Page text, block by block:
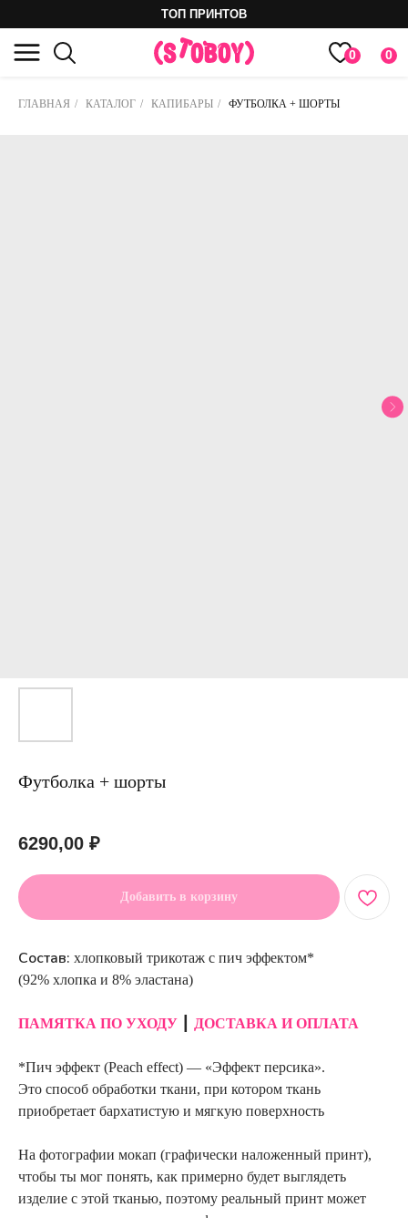
0
0
ТОП ПРИНТОВ
ГЛАВНАЯ / КАТАЛОГ / КАПИБАРЫ / ФУТБОЛКА + ШОРТЫ
Футболка + шорты
6290,00 ₽
Добавить в корзину
Состав: хлопковый трикотаж с пич эффектом*
(92% хлопка и 8% эластана)
ПАМЯТКА ПО УХОДУ ДОСТАВКА И ОПЛАТА
*Пич эффект (Peach effect) — «Эффект персика».
Это способ обработки ткани, при котором ткань
приобретает бархатистую и мягкую поверхность
На фотографии мокап (графически наложенный принт),
чтобы ты мог понять, как примерно будет выглядеть
изделие с этой тканью, поэтому реальный принт может